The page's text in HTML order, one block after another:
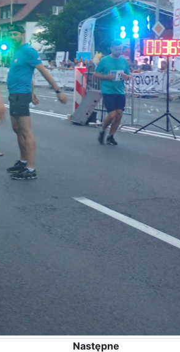
Następne